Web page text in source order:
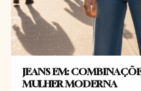
JEANS EM:
MULHER MODERNA